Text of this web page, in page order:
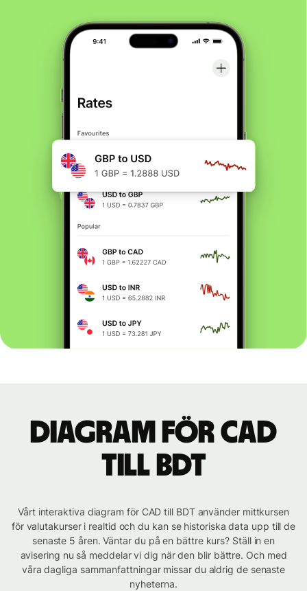
Diagram för CAD
till BDT
Vårt interaktiva diagram för CAD till BDT använder mittkursen
för valutakurser i realtid och du kan se historiska data upp till de
senaste 5 åren. Väntar du på en bättre kurs? Ställ in en
avisering nu så meddelar vi dig när den blir bättre. Och med
våra dagliga sammanfattningar missar du aldrig de senaste
nyheterna.